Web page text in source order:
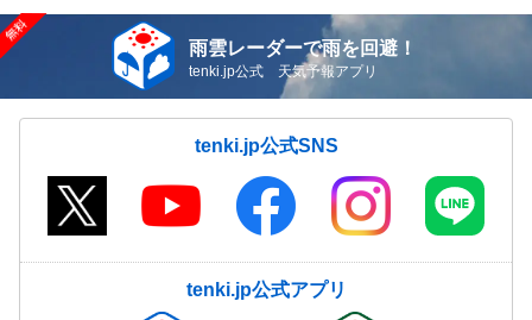
雨雲レーダーで雨を回避！
tenki.jp公式 天気予報アプリ
tenki.jp公式SNS
tenki.jp公式アプリ